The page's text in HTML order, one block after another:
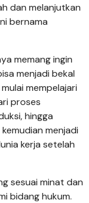
dan melanjutkan
bernama
memang ingin
menjadi bekal
mempelajari
proses
hingga
menjadi
kerja setelah
sesuai minat dan
bidang hukum.